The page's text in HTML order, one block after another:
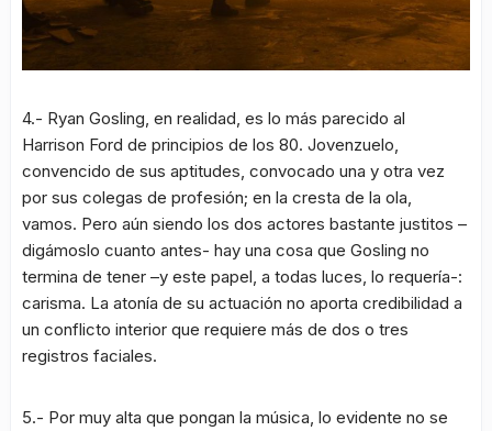
4.- Ryan Gosling, en realidad, es lo más parecido al
Harrison Ford de principios de los 80. Jovenzuelo,
convencido de sus aptitudes, convocado una y otra vez
por sus colegas de profesión; en la cresta de la ola,
vamos. Pero aún siendo los dos actores bastante justitos –
digámoslo cuanto antes- hay una cosa que Gosling no
termina de tener –y este papel, a todas luces, lo requería-:
carisma. La atonía de su actuación no aporta credibilidad a
un conflicto interior que requiere más de dos o tres
registros faciales.
5.- Por muy alta que pongan la música, lo evidente no se